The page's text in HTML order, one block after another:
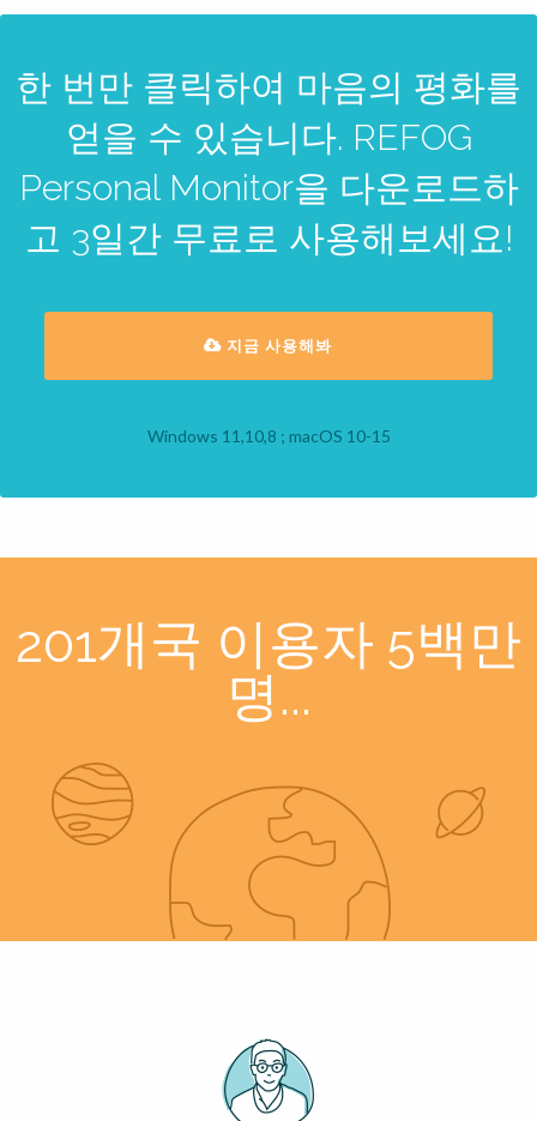
한 번만 클릭하여 마음의 평화를
얻을 수 있습니다. REFOG
Personal Monitor을 다운로드하
고 3일간 무료로 사용해보세요!
지금 사용해봐
Windows 11,10,8 ; macOS 10-15
201개국 이용자 5백만
명...